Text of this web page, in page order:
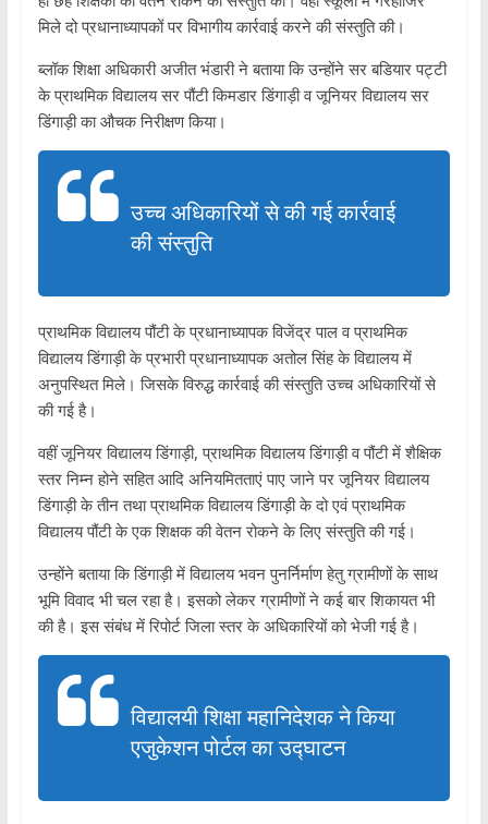
मिले दो प्रधानाध्यापकों पर विभागीय कार्रवाई करने की संस्तुति की।
ब्लॉक शिक्षा अधिकारी अजीत भंडारी ने बताया कि उन्होंने सर बडियार पट्टी
के प्राथमिक विद्यालय सर पौंटी किमडार डिंगाड़ी व जूनियर विद्यालय सर
डिंगाड़ी का औचक निरीक्षण किया।
उच्च अधिकारियों से की गई कार्रवाई
की संस्तुति
प्राथमिक विद्यालय पौंटी के प्रधानाध्यापक विजेंद्र पाल व प्राथमिक
विद्यालय डिंगाड़ी के प्रभारी प्रधानाध्यापक अतोल सिंह के विद्यालय में
अनुपस्थित मिले। जिसके विरुद्ध कार्रवाई की संस्तुति उच्च अधिकारियों से
की गई है।
वहीं जूनियर विद्यालय डिंगाड़ी, प्राथमिक विद्यालय डिंगाड़ी व पौंटी में शैक्षिक
स्तर निम्न होने सहित आदि अनियमितताएं पाए जाने पर जूनियर विद्यालय
डिंगाड़ी के तीन तथा प्राथमिक विद्यालय डिंगाड़ी के दो एवं प्राथमिक
विद्यालय पौंटी के एक शिक्षक की वेतन रोकने के लिए संस्तुति की गई।
उन्होंने बताया कि डिंगाड़ी में विद्यालय भवन पुनर्निर्माण हेतु ग्रामीणों के साथ
भूमि विवाद भी चल रहा है। इसको लेकर ग्रामीणों ने कई बार शिकायत भी
की है। इस संबंध में रिपोर्ट जिला स्तर के अधिकारियों को भेजी गई है।
विद्यालयी शिक्षा महानिदेशक ने किया
एजुकेशन पोर्टल का उद्घाटन